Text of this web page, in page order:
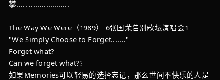
攀.........................
The Way We Were（1989） 6张国荣告别歌坛演唱会1
"We Simply Choose to Forget......."
Forget what?
Can we forget what??
如果Memories可以轻易的选择忘记，那么世间不快乐的人是